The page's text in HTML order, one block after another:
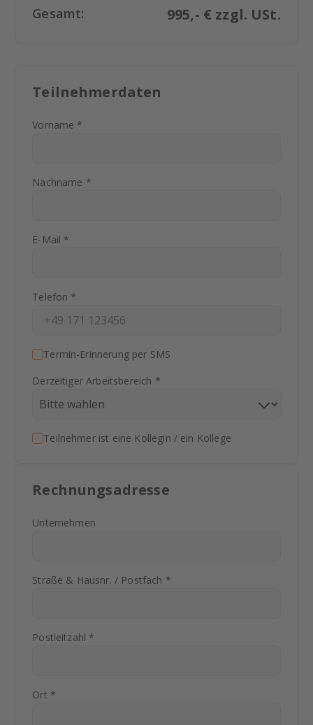
Gesamt: 995,- € zzgl. USt.
Teilnehmerdaten
Vorname *
Nachname *
E-Mail *
Telefon *
Termin-Erinnerung per SMS
Derzeitiger Arbeitsbereich *
Teilnehmer ist eine Kollegin / ein Kollege
Rechnungsadresse
Unternehmen
Straße & Hausnr. / Postfach *
Postleitzahl *
Ort *